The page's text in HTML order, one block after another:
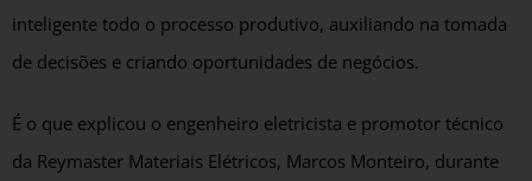
inteligente todo o processo produtivo, auxiliando na tomada
de decisões e criando oportunidades de negócios.
É o que explicou o engenheiro eletricista e promotor técnico
da Reymaster Materiais Elétricos, Marcos Monteiro, durante